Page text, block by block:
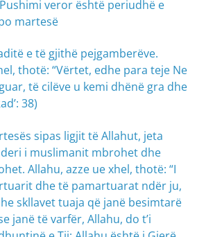
veror është periudhë e
martesë
e të gjithë pejgamberëve.
thotë: “Vërtet, edhe para teje Ne
të cilëve u kemi dhënë gra dhe
38)
sipas ligjit të Allahut, jeta
i muslimanit mbrohet dhe
Allahu, azze ue xhel, thotë: “I
dhe të pamartuarat ndër ju,
skllavet tuaja që janë besimtarë
janë të varfër, Allahu, do t’i